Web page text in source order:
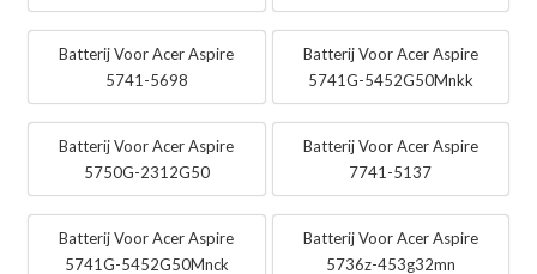
Batterij Voor Acer Aspire
5741-5698
Batterij Voor Acer Aspire
5741G-5452G50Mnkk
Batterij Voor Acer Aspire
5750G-2312G50
Batterij Voor Acer Aspire
7741-5137
Batterij Voor Acer Aspire
5741G-5452G50Mnck
Batterij Voor Acer Aspire
5736z-453g32mn